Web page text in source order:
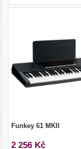
Funkey 61 MKII
2 256 Kč